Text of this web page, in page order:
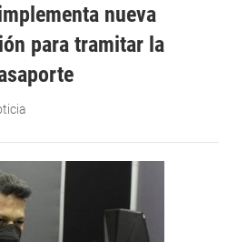
nueva
para tramitar la